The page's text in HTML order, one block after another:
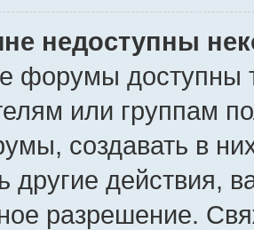
недоступны
форумы доступны
или группам
создавать в
другие действия,
разрешение.